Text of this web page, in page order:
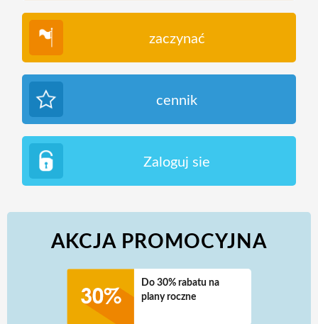
zaczynać
cennik
Zaloguj sie
AKCJA PROMOCYJNA
Do 30% rabatu na
plany roczne